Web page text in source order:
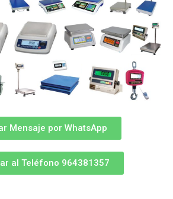
Mensaje por WhatsApp
al Teléfono 964381357